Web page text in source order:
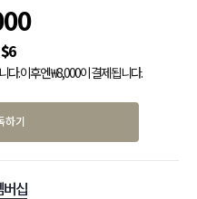
$6
. 이후엔 ₩8,000이 결제됩니다.
하기
버십